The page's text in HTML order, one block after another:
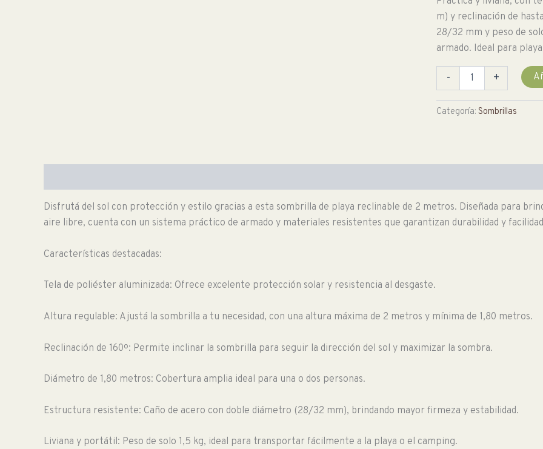
m) y reclinación de
28/32 mm y peso de
armado. Ideal para
-
Reclinable
2mts
+
Categoría: Sombrillas
Disfrutá del sol con protección y estilo gracias a esta sombrilla de playa reclinable de 2 metros. Diseñada para
aire libre, cuenta con un sistema práctico de armado y materiales resistentes que garantizan durabilidad y
Características destacadas:
Tela de poliéster aluminizada: Ofrece excelente protección solar y resistencia al desgaste.
Altura regulable: Ajustá la sombrilla a tu necesidad, con una altura máxima de 2 metros y mínima de 1,80 metros.
Reclinación de 160º: Permite inclinar la sombrilla para seguir la dirección del sol y maximizar la sombra.
Diámetro de 1,80 metros: Cobertura amplia ideal para una o dos personas.
Estructura resistente: Caño de acero con doble diámetro (28/32 mm), brindando mayor firmeza y estabilidad.
Liviana y portátil: Peso de solo 1,5 kg, ideal para transportar fácilmente a la playa o el camping.